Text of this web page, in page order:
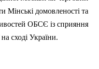
Мінські домовленості та
ОБСЄ із сприяння
сході України.